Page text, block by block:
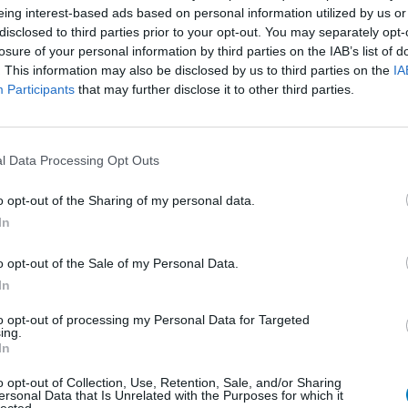
interest-based ads based on personal information utilized by us
to third parties prior to your opt-out. You may separately
of your personal information by third parties on the IAB’s list of
This information may also be disclosed by us to third parties on the
Participants that may further disclose it to other third parties.
Data Processing Opt Outs
opt-out of the Sharing of my personal data.
opt-out of the Sale of my Personal Data.
opt-out of processing my Personal Data for Targeted
opt-out of Collection, Use, Retention, Sale, and/or Sharing
Data that Is Unrelated with the Purposes for which it
Effectiviteit
Hoeveelheid bijwerkingen
Bijwerkingen
droge mond
Osempic
zijn
viel 25 kilo
ik heb
weer
iets
Anticonceptie - overig
Depressie - antidepressiva SSRI